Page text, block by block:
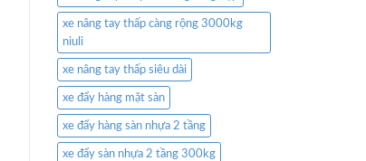
xe nâng tay thấp càng rộng 3000kg
niuli
xe nâng tay thấp siêu dài
xe đẩy hàng mặt sàn
xe đẩy hàng sàn nhựa 2 tầng
xe đẩy sàn nhựa 2 tầng 300kg